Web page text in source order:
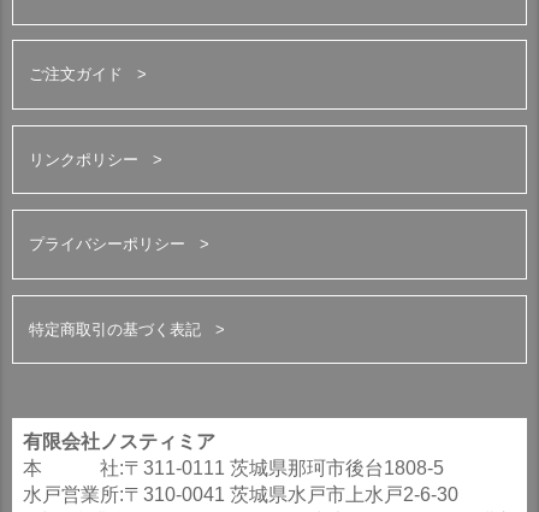
ご注文ガイド
リンクポリシー
プライバシーポリシー
特定商取引の基づく表記
有限会社ノスティミア
本 社:〒311-0111 茨城県那珂市後台1808-5
水戸営業所:〒310-0041 茨城県水戸市上水戸2-6-30